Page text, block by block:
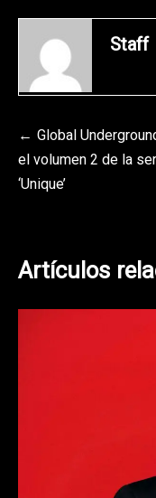
Staff
Navegación
de
Global
el volumen 2 de la
‘Unique’
Artículos